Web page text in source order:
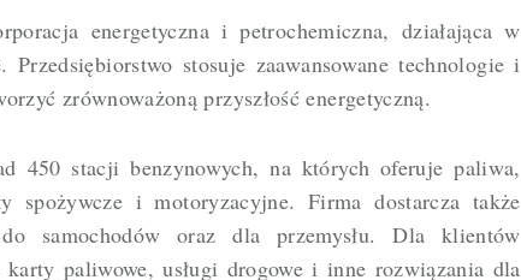
energetyczna i petrochemiczna, działająca w
stosuje zaawansowane technologie i
zrównoważoną przyszłość energetyczną.
450 stacji benzynowych, na których oferuje paliwa,
spożywcze i motoryzacyjne. Firma dostarcza także
samochodów oraz dla przemysłu. Dla klientów
paliwowe, usługi drogowe i inne rozwiązania dla